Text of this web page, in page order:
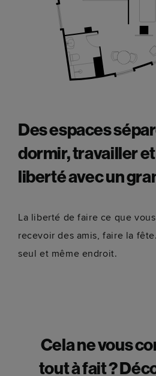
Des espaces
dormir, travailler
liberté avec un
La liberté de faire ce que
recevoir des amis, faire la
seul et même endroit.
Cela ne vous
tout à fait ?